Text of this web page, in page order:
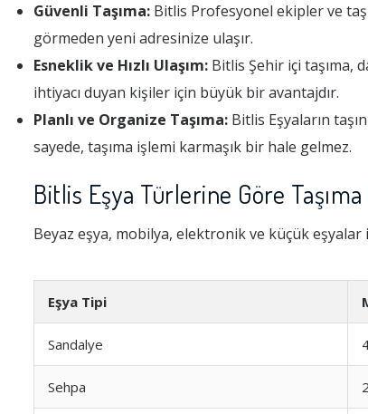
Güvenli Taşıma: Bitlis Profesyonel ekipler ve
görmeden yeni adresinize ulaşır.
Esneklik ve Hızlı Ulaşım: Bitlis Şehir içi taşıma,
ihtiyacı duyan kişiler için büyük bir avantajdır.
Planlı ve Organize Taşıma: Bitlis Eşyaların
sayede, taşıma işlemi karmaşık bir hale gelmez.
Bitlis Eşya Türlerine Göre Taşıma
Beyaz eşya, mobilya, elektronik ve küçük
Eşya Tipi
Sandalye
Sehpa